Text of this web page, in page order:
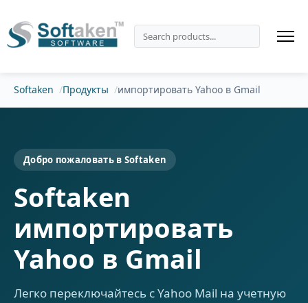
Softaken Продукты импортировать Yahoo в Gmail
Добро пожаловать в Softaken
Softaken
импортировать
Yahoo в Gmail
Легко переключайтесь с Yahoo Mail на учетную